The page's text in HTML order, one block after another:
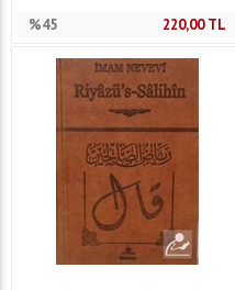
%45
220,00TL